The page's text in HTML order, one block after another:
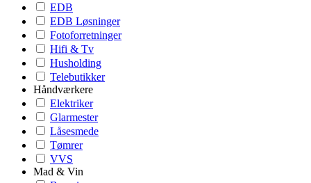
EDB
EDB Løsninger
Fotoforretninger
Hifi & Tv
Husholding
Telebutikker
Håndværkere
Elektriker
Glarmester
Låsesmede
Tømrer
VVS
Mad & Vin